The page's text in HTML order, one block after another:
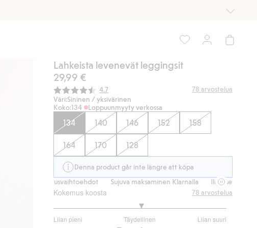
Lahkeista levenevät leggingsit
29,99 €
Keskimääräinen luokitus:
4.7 78 arvostelua
Väri:Sininen / yksivärinen
Koko:134 Loppuunmyyty verkossa
134 140 146 152 158
164 170 128
Denna product går inte längre att köpa
Ilmaiset toimitusvaihtoehdot Sujuva maksaminen Klarnalla Ilmaiset
Kokemus koosta
Liian pieni Täydellinen Liian suuri
/
78 arvostelua